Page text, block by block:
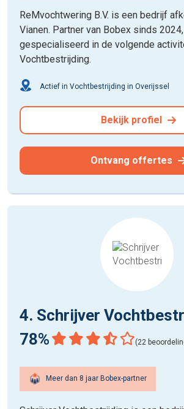
ReMvochtwering B.V. is een bedrijf
Vianen. Partner van Bobex sinds
gespecialiseerd in de volgende
Vochtbestrijding.
Actief in Vochtbestrijding in Overijssel
Bekijk profiel
Ontvang offertes
4. Schrijver
78%
(22
Meer dan 8 jaar Bobex-partner